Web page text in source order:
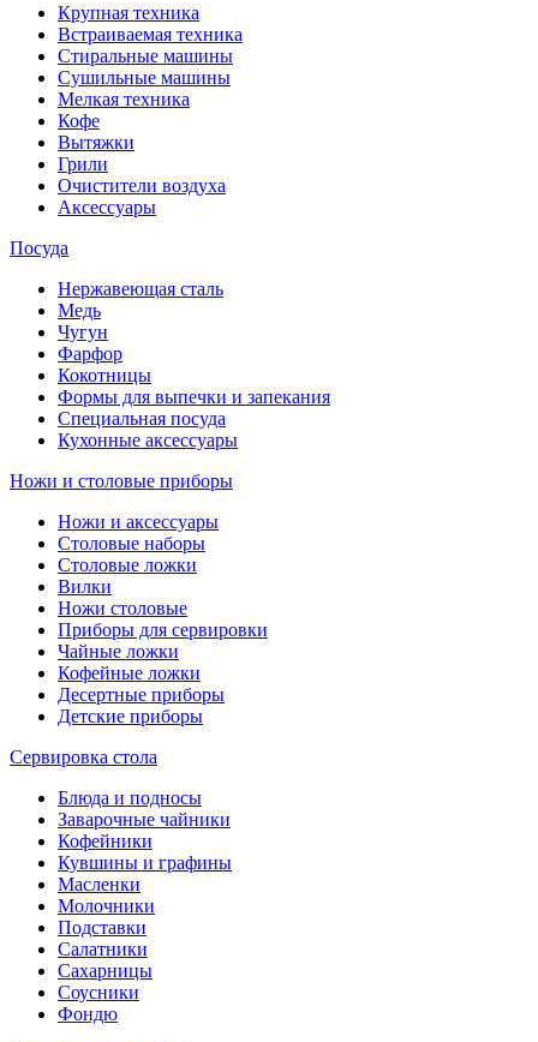
Крупная техника
Встраиваемая техника
Стиральные машины
Сушильные машины
Мелкая техника
Кофе
Вытяжки
Грили
Очистители воздуха
Аксессуары
Посуда
Нержавеющая сталь
Медь
Чугун
Фарфор
Кокотницы
Формы для выпечки и запекания
Специальная посуда
Кухонные аксессуары
Ножи и столовые приборы
Ножи и аксессуары
Столовые наборы
Столовые ложки
Вилки
Ножи столовые
Приборы для сервировки
Чайные ложки
Кофейные ложки
Десертные приборы
Детские приборы
Сервировка стола
Блюда и подносы
Заварочные чайники
Кофейники
Кувшины и графины
Масленки
Молочники
Подставки
Салатники
Сахарницы
Соусники
Фондю